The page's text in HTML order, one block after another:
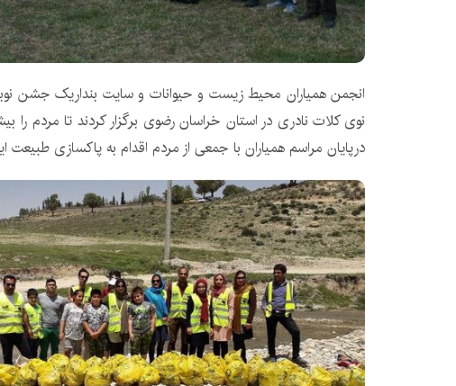
انجمن همیاران محیط زیست و حیوانات و سایت بنداریک جشن
نوی کلات نادری در استان خراسان رضوی برگزار کردند تا مردم را
درپایان مراسم همیاران با جمعی از مردم اقدام به پاکسازی طبیعت